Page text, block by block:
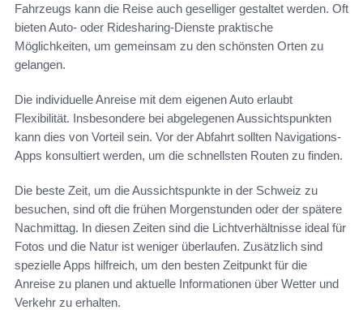
Fahrzeugs kann die Reise auch geselliger gestaltet werden. Oft
bieten Auto- oder Ridesharing-Dienste praktische
Möglichkeiten, um gemeinsam zu den schönsten Orten zu
gelangen.
Die individuelle Anreise mit dem eigenen Auto erlaubt
Flexibilität. Insbesondere bei abgelegenen Aussichtspunkten
kann dies von Vorteil sein. Vor der Abfahrt sollten Navigations-
Apps konsultiert werden, um die schnellsten Routen zu finden.
Die beste Zeit, um die Aussichtspunkte in der Schweiz zu
besuchen, sind oft die frühen Morgenstunden oder der spätere
Nachmittag. In diesen Zeiten sind die Lichtverhältnisse ideal für
Fotos und die Natur ist weniger überlaufen. Zusätzlich sind
spezielle Apps hilfreich, um den besten Zeitpunkt für die
Anreise zu planen und aktuelle Informationen über Wetter und
Verkehr zu erhalten.